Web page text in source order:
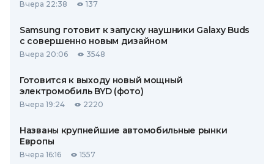
Вчера 22:38 137
Samsung готовит к запуску наушники Galaxy Buds
с совершенно новым дизайном
Вчера 20:06 3548
Готовится к выходу новый мощный
электромобиль BYD (фото)
Вчера 19:24 2220
Названы крупнейшие автомобильные рынки
Европы
Вчера 16:16 1557